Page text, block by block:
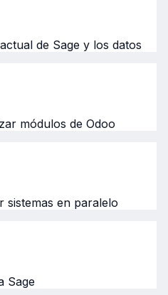
de Sage y los datos
módulos de Odoo
sistemas en paralelo
Sage